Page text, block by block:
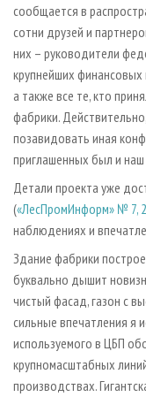
сообщается в
сотни друзей и
них – руководители
крупнейших
а также все те, кто
фабрики.
позавидовать иная
приглашенных был и
Детали проекта уже
(«ЛесПромИнформ» № 7,
наблюдениях и
Здание фабрики
буквально дышит
чистый фасад, газон с
сильные впечатления я
используемого в ЦБП
крупномасштабных
производствах.